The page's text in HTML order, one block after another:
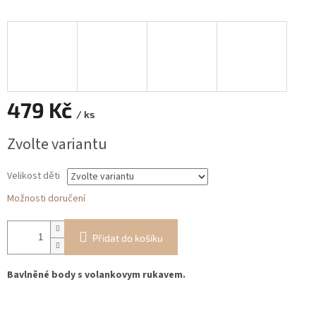
479 Kč / ks
cena:
Zvolte variantu
Velikost děti
Možnosti doručení
Přidat do košíku
Bavlněné body s volankovym rukavem.